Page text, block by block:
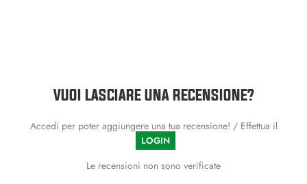
VUOI LASCIARE UNA RECENSIONE?
Accedi per poter aggiungere una tua recensione! / Effettua il
LOGIN
Le recensioni non sono verificate